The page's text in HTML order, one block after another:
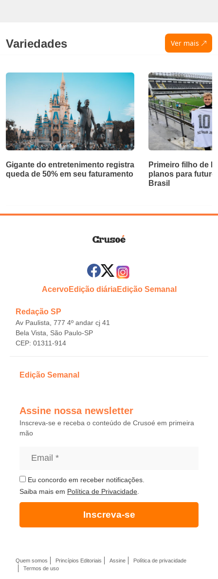
Variedades Ver mais
Gigante do entretenimento registra
queda de 50% em seu faturamento
Primeiro filho de
planos para
Brasil
AcervoEdição diáriaEdição Semanal
Redação SP
Av Paulista, 777 4º andar cj 41
Bela Vista, São Paulo-SP
CEP: 01311-914
Edição Semanal
Assine nossa newsletter
Inscreva-se e receba o conteúdo de Crusoé em primeira
mão
Eu concordo em receber notificações.
Saiba mais em Política de Privacidade
Inscreva-se
Quem somos Princípios Editoriais Assine
Política de privacidade
Termos de uso